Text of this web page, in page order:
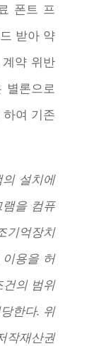
폰트 프
받아 약
약 위반
별론으로
여 기존
의 설치에
을 컴퓨
기억장치
용을 허
건의 범위
한다. 위
작재산권